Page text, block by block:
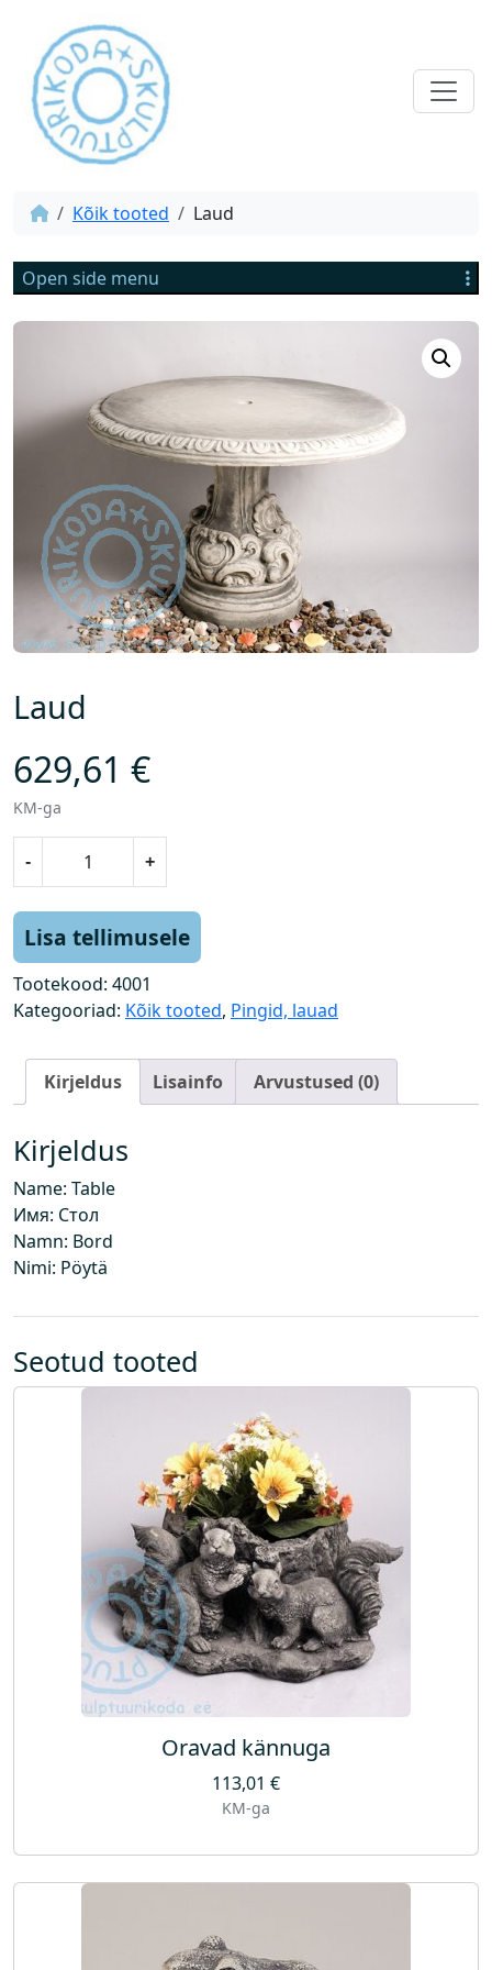
Kõik tooted Laud
Open side menu
Laud
629,61 €
KM-ga
-
k
o
g
+
Lisa tellimusele
Tootekood: 4001
Kategooriad: Kõik tooted, Pingid, lauad
Kirjeldus Lisainfo Arvustused (0)
Kirjeldus
Name: Table
Имя: Стол
Namn: Bord
Nimi: Pöytä
Seotud tooted
Oravad kännuga
113,01 €
KM-ga